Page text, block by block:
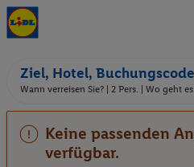
Ziel, Hotel, Buchungscode
Wann verreisen Sie? | 2 Pers. | Wo geht
Keine passenden
verfügbar.